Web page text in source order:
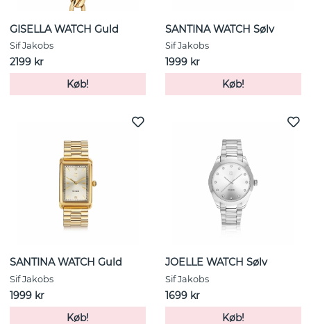
GISELLA WATCH Guld
Sif Jakobs
2199 kr
Køb!
SANTINA WATCH Sølv
Sif Jakobs
1999 kr
Køb!
SANTINA WATCH Guld
Sif Jakobs
1999 kr
Køb!
JOELLE WATCH Sølv
Sif Jakobs
1699 kr
Køb!